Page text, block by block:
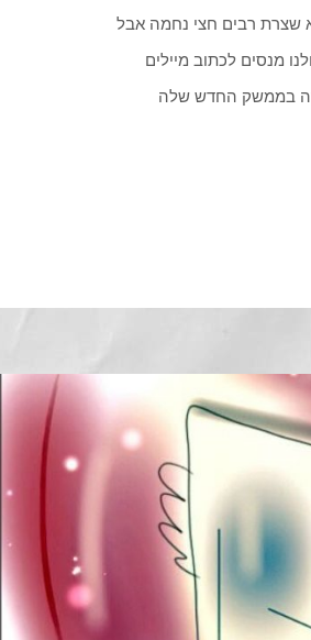
שצרת רבים חצי נחמה אבל
מנסים לכתוב מיילים
בממשק החדש שלה